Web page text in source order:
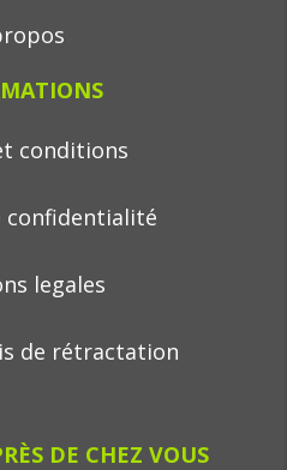
conditions
confidentialité
legales
de rétractation
DE CHEZ VOUS